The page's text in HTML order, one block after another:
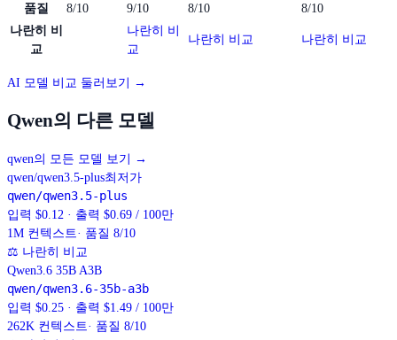
품질
8/10 9/10 8/10
8/10
나란히 비
교
나란히 비
교
나란히 비교 나란히 비교
AI 모델 비교 둘러보기 →
Qwen의 다른 모델
qwen의 모든 모델 보기
→
qwen/qwen3.5-plus최저가
qwen/qwen3.5-plus
입력 $0.12 · 출력 $0.69 / 100만
1M 컨텍스트· 품질 8/10
⚖ 나란히 비교
Qwen3.6 35B A3B
qwen/qwen3.6-35b-a3b
입력 $0.25 · 출력 $1.49 / 100만
262K 컨텍스트· 품질 8/10